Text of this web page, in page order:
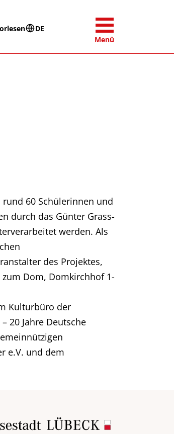
DE
Menü
60 Schülerinnen und
durch das Günter Grass-
werden. Als
des Projektes,
Dom, Domkirchhof 1-
Kulturbüro der
20 Jahre Deutsche
e.V. und dem